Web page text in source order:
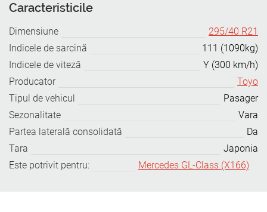
Caracteristicile
Dimensiune
295/40 R21
Indicele de sarcină
111 (1090kg)
Indicele de viteză
Y (300 km/h)
Producator
Toyo
Tipul de vehicul
Pasager
Sezonalitate
Vara
Partea laterală consolidată
Da
Tara
Japonia
Este potrivit pentru:
Mercedes GL-Class (X166)